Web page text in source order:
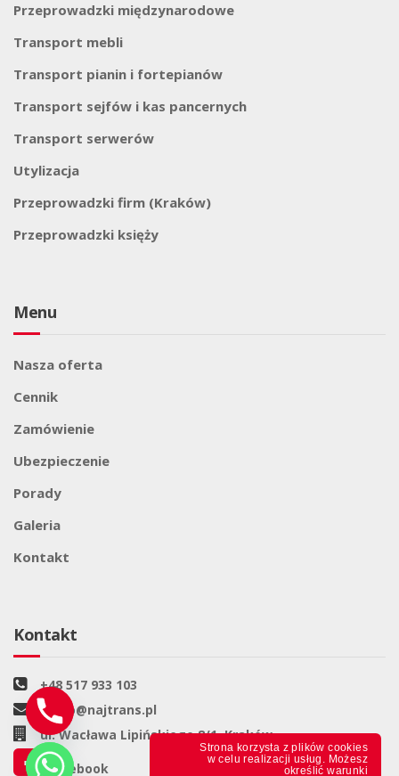
Strona korzysta z plików cookies
w celu realizacji usług. Możesz
określić warunki
Przeprowadzki międzynarodowe
Transport mebli
Transport pianin i fortepianów
Transport sejfów i kas pancernych
Transport serwerów
Utylizacja
Przeprowadzki firm (Kraków)
Przeprowadzki księży
Menu
Nasza oferta
Cennik
Zamówienie
Ubezpieczenie
Porady
Galeria
Kontakt
Kontakt
+48 517 933 103
biuro@najtrans.pl
ul. Wacława Lipińskiego 8/1, Kraków
Facebook